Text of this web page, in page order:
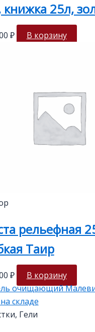
книжка 25л,
₽ В корзину
рельефная
Таир
₽ В корзину
складе
Гели